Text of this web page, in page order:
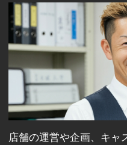
店舗の運営や企画、キャ